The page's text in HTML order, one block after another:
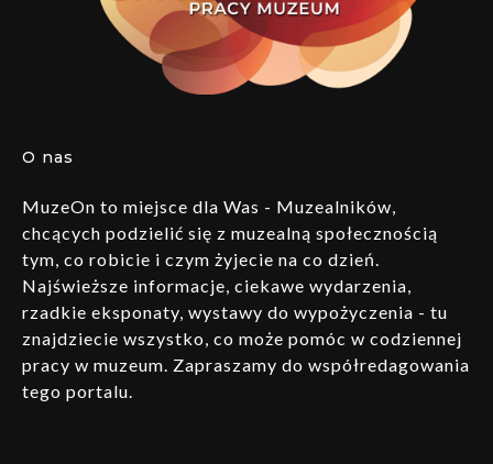
O nas
MuzeOn to miejsce dla Was - Muzealników,
chcących podzielić się z muzealną społecznością
tym, co robicie i czym żyjecie na co dzień.
Najświeższe informacje, ciekawe wydarzenia,
rzadkie eksponaty, wystawy do wypożyczenia - tu
znajdziecie wszystko, co może pomóc w codziennej
pracy w muzeum. Zapraszamy do współredagowania
tego portalu.